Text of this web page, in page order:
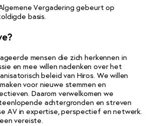
Vergadering gebeurt op
basis.
mensen die zich herkennen in
en mee willen nadenken over het
beleid van Hiros. We willen
voor nieuwe stemmen en
Daarom verwelkomen we
achtergronden en streven
AV in expertise, perspectief en netwerk.
vereiste.